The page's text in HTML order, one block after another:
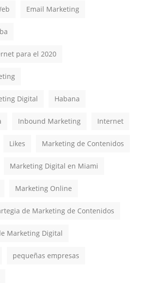
Email Marketing
para el 2020
Digital Habana
Inbound Marketing Internet
Likes Marketing de Contenidos
Marketing Digital en Miami
Marketing Online
de Marketing de Contenidos
Marketing Digital
pequeñas empresas